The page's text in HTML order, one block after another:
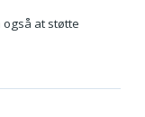
at støtte